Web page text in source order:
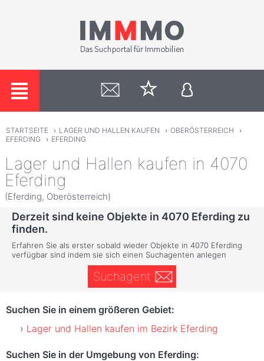
STARTSEITE › LAGER UND HALLEN KAUFEN › OBERÖSTERREICH
›
EFERDING
› EFERDING
Lager und Hallen kaufen in 4070
Eferding
(Eferding, Oberösterreich)
Derzeit sind keine Objekte in 4070 Eferding zu
finden.
Erfahren Sie als erster sobald wieder Objekte in 4070 Eferding
verfügbar sind indem sie sich einen Suchagenten anlegen
Suchagent
Suchen Sie in einem größeren Gebiet:
Lager und Hallen kaufen im Bezirk Eferding
Suchen Sie in der Umgebung von Eferding: